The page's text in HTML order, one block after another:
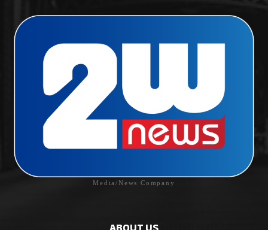
Media/News Company